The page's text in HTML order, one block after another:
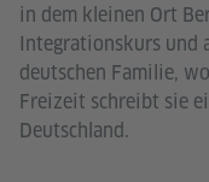
in dem kleinen Ort
Integrationskurs und
deutschen Familie,
Freizeit schreibt sie
Deutschland.